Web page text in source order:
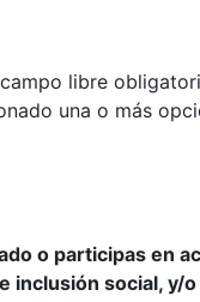
libre
una o más
o participas en
inclusión social, y/